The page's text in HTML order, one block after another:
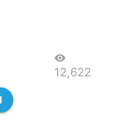
visibility
12,622